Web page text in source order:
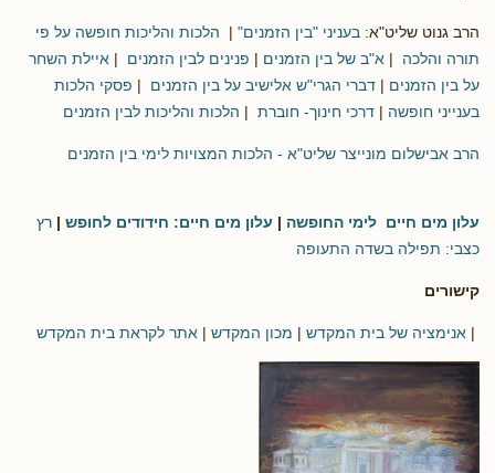
הרב גנוט שליט"א: בעניני "בין הזמנים" | הלכות והליכות חופשה על פי
תורה והלכה | א"ב של בין הזמנים | פנינים לבין הזמנים | איילת השחר
על בין הזמנים | דברי הגרי"ש אלישיב על בין הזמנים | פסקי הלכות
בענייני חופשה | דרכי חינוך- חוברת | הלכות והליכות לבין הזמנים
הרב אבישלום מונייצר שליט"א - הלכות המצויות לימי בין הזמנים
עלון מים חיים לימי החופשה | עלון מים חיים: חידודים לחופש | רץ
כצבי: תפילה בשדה התעופה
קישורים
| אנימציה של בית המקדש | מכון המקדש | אתר לקראת בית המקדש